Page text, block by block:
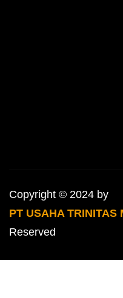
Copyright © 2024 by
PT USAHA TRINITAS
Reserved